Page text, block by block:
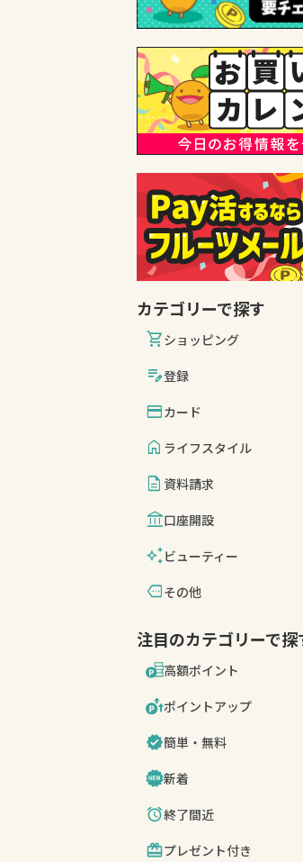
カテゴリーで探す
shopping_cartショッピング
edit_note登録
credit_cardカード
home ライフスタイル
description 資料請求
account_balance口座開設
auto_awesomeビューティー
moreその他
注目のカテゴリーで探
高額ポイント
ポイントアップ
簡単・無料
新着
終了間近
プレゼント付き